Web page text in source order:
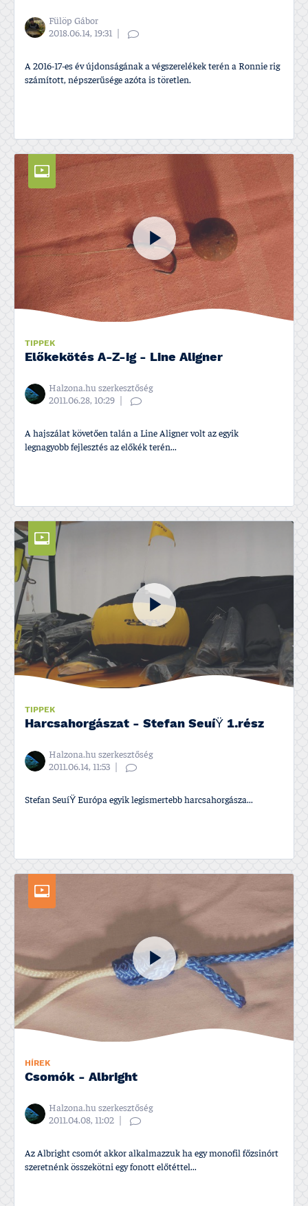
Fülöp Gábor
2018.06.14, 19:31
A 2016-17-es év újdonságának a végszerelékek terén a Ronnie rig
számí­tott, népszerűsége azóta is töretlen.
TIPPEK
Előkekötés A-Z-ig - Line Aligner
Halzona.hu szerkesztőség
2011.06.28, 10:29
A hajszálat követően talán a Line Aligner volt az egyik
legnagyobb fejlesztés az előkék terén...
TIPPEK
Harcsahorgászat - Stefan SeuíŸ 1.rész
Halzona.hu szerkesztőség
2011.06.14, 11:53
Stefan SeuíŸ Európa egyik legismertebb harcsahorgásza...
HÍREK
Csomók - Albright
Halzona.hu szerkesztőség
2011.04.08, 11:02
Az Albright csomót akkor alkalmazzuk ha egy monofil főzsinórt
szeretnénk összekötni egy fonott előtéttel...